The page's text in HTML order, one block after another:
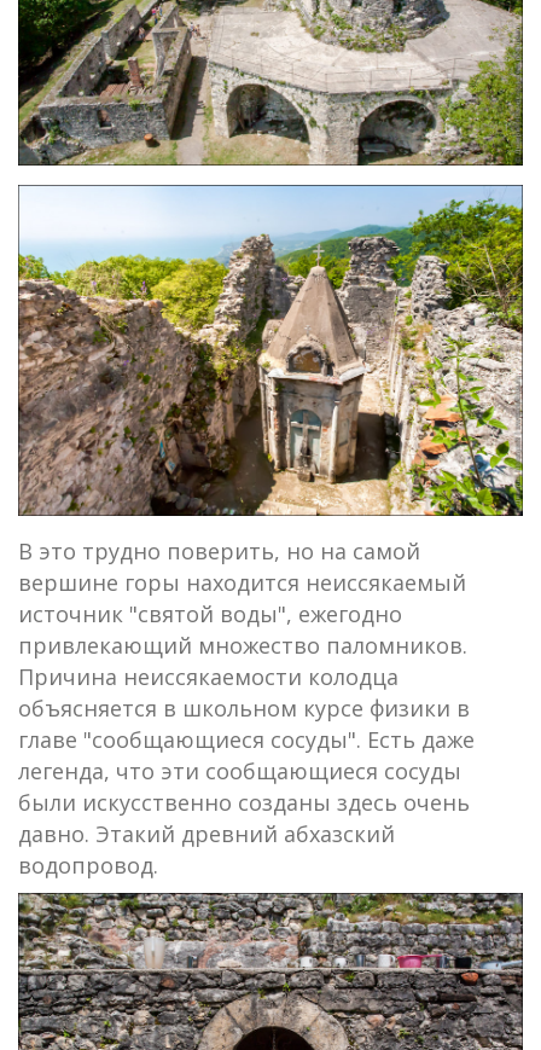
В это трудно поверить, но на самой
вершине горы находится неиссякаемый
источник "святой воды", ежегодно
привлекающий множество паломников.
Причина неиссякаемости колодца
объясняется в школьном курсе физики в
главе "сообщающиеся сосуды". Есть даже
легенда, что эти сообщающиеся сосуды
были искусственно созданы здесь очень
давно. Этакий древний абхазский
водопровод.